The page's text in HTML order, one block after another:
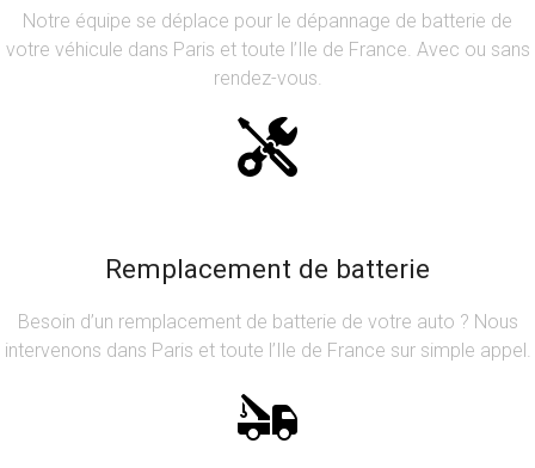
Notre équipe se déplace pour le dépannage de batterie de
votre véhicule dans Paris et toute l’Ile de France. Avec ou sans
rendez-vous.
Remplacement de batterie
Besoin d’un remplacement de batterie de votre auto ? Nous
intervenons dans Paris et toute l’Ile de France sur simple appel.